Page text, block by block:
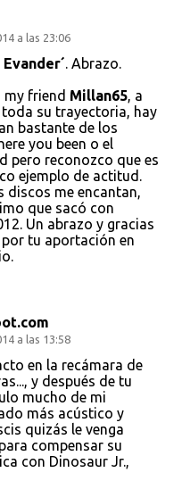
a las 23:06
Evander´. Abrazo.
my friend Millan65, a
su trayectoria, hay
bastante de los
you been o el
pero reconozco que es
ejemplo de actitud.
discos me encantan,
que sacó con
Un abrazo y gracias
tu aportación en
a las 13:58
en la recámara de
y después de tu
mucho de mi
más acústico y
quizás le venga
compensar su
con Dinosaur Jr.,